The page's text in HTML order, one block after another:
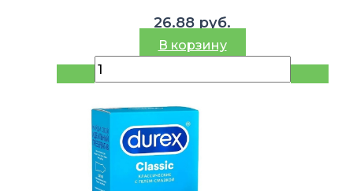
26.88 руб.
В корзину